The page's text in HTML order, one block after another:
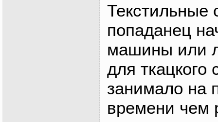
Текстильные
попаданец
машины или
для ткацкого
занимало на
времени чем